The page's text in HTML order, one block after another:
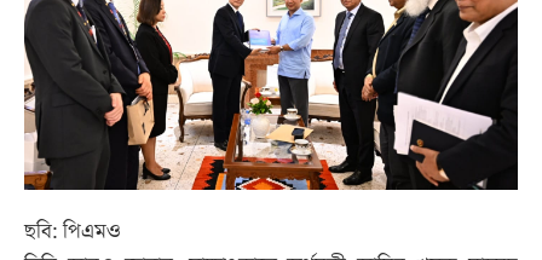
ছবি: পিএমও